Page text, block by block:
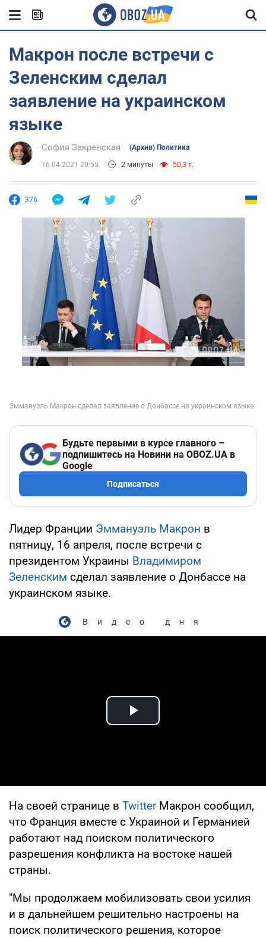
Макрон после встречи с
Зеленским сделал
заявление на украинском
языке
София Закревская (Архив) Политика
16.04.2021 20:55 2 минуты 50,3 т.
376
Будьте первыми в курсе главного –
подпишитесь на Новини на OBOZ.UA в
Google
Подписаться
Лидер Франции Эммануэль Макрон в
пятницу, 16 апреля, после встречи с
президентом Украины Владимиром
Зеленским сделал заявление о Донбассе на
украинском языке.
Видео дня
Play Video
На своей странице в TwitterМакрон сообщил,
что Франция вместе с Украиной и Германией
работают над поиском политического
разрешения конфликта на востоке нашей
страны.
"Мы продолжаем мобилизовать свои усилия
и в дальнейшем решительно настроены на
поиск политического решения, которое